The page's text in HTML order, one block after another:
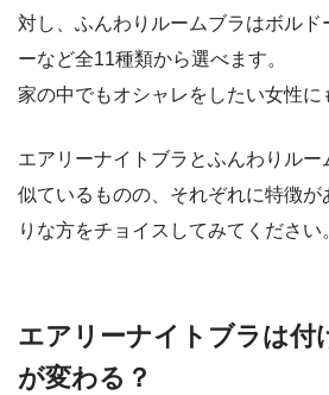
対し、ふんわりルームブラはボル
ーなど全11種類から選べます。
家の中でもオシャレをしたい女性に
エアリーナイトブラとふんわりル
似ているものの、それぞれに特徴が
りな方をチョイスしてみてください
エアリーナイトブラは付
が変わる？